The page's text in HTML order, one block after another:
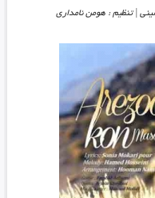
| تنظیم : هومن نامداری